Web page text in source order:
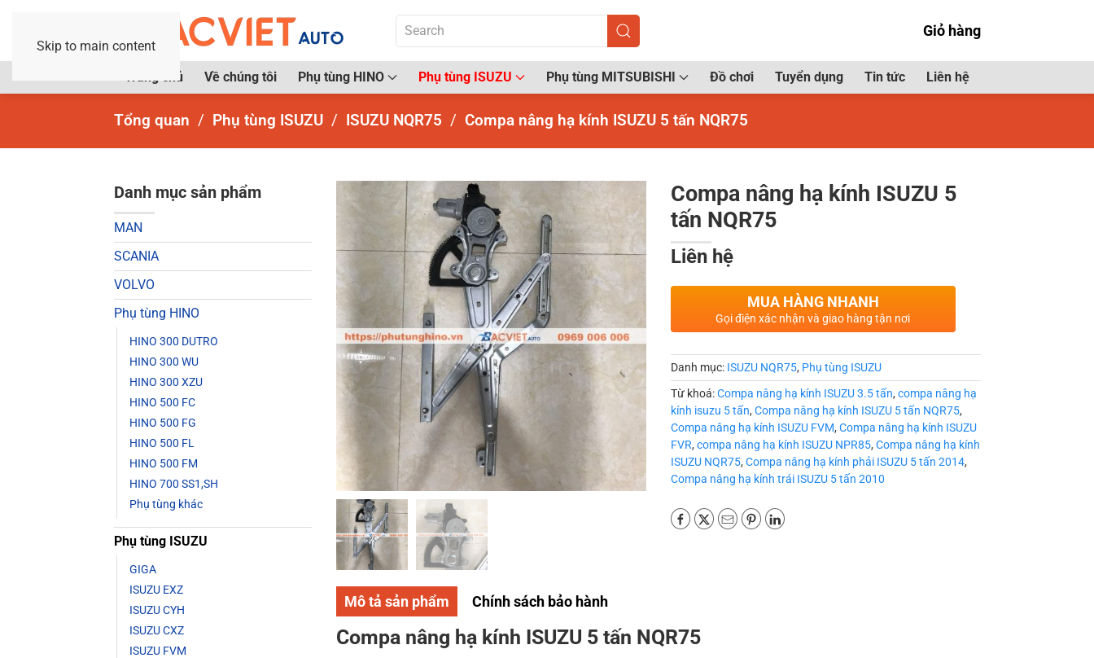
Skip to main content
Giỏ hàng
Trang chủ Về chúng tôi Phụ tùng HINO Phụ tùng ISUZU Phụ tùng MITSUBISHI Đồ chơi Tuyển dụng Tin tức Liên hệ
Tổng quan Phụ tùng ISUZU ISUZU NQR75 Compa nâng hạ kính ISUZU 5 tấn NQR75
Danh mục sản phẩm
MAN
SCANIA
VOLVO
Phụ tùng HINO
HINO 300 DUTRO
HINO 300 WU
HINO 300 XZU
HINO 500 FC
HINO 500 FG
HINO 500 FL
HINO 500 FM
HINO 700 SS1,SH
Phụ tùng khác
Phụ tùng ISUZU
GIGA
ISUZU EXZ
ISUZU CYH
ISUZU CXZ
ISUZU FVM
Compa nâng hạ kính ISUZU 5
tấn NQR75
Liên hệ
MUA HÀNG NHANH
Gọi điện xác nhận và giao hàng tận nơi
Danh mục: ISUZU NQR75, Phụ tùng ISUZU
Từ khoá:Compa nâng hạ kính ISUZU 3.5 tấn, compa nâng hạ
kính isuzu 5 tấn, Compa nâng hạ kính ISUZU 5 tấn NQR75,
Compa nâng hạ kính ISUZU FVM, Compa nâng hạ kính ISUZU
FVR, compa nâng hạ kính ISUZU NPR85, Compa nâng hạ kính
ISUZU NQR75, Compa nâng hạ kính phải ISUZU 5 tấn 2014,
Compa nâng hạ kính trái ISUZU 5 tấn 2010
Mô tả sản phẩm Chính sách bảo hành
Compa nâng hạ kính ISUZU 5 tấn NQR75